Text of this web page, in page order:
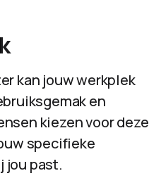
kan jouw werkplek
en
kiezen voor deze
specifieke
jou past.